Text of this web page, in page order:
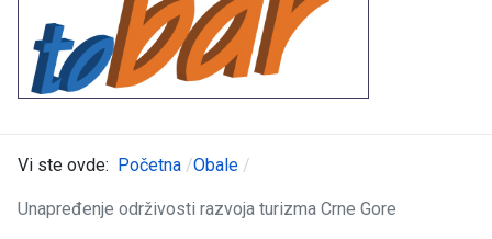
Vi ste ovde: Početna Obale
Unapređenje održivosti razvoja turizma Crne Gore